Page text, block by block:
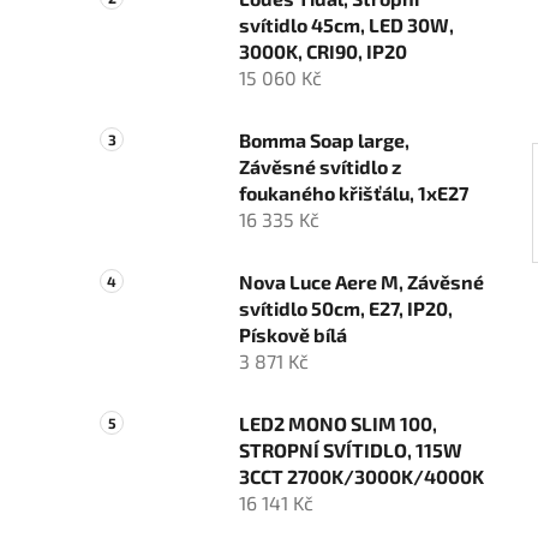
n
e
svítidlo 45cm, LED 30W,
3000K, CRI90, IP20
15 060 Kč
Bomma Soap large,
Závěsné svítidlo z
foukaného křišťálu, 1xE27
16 335 Kč
Nova Luce Aere M, Závěsné
svítidlo 50cm, E27, IP20,
Pískově bílá
3 871 Kč
LED2 MONO SLIM 100,
STROPNÍ SVÍTIDLO, 115W
3CCT 2700K/3000K/4000K
16 141 Kč